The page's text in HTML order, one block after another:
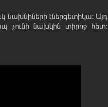
նախնիների էներգետիկա: Այդ
չունի նախկին տիրոջ հետ: